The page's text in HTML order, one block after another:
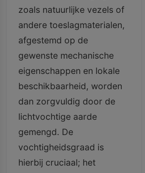
zoals natuurlijke vezels of
andere toeslagmaterialen,
afgestemd op de
gewenste mechanische
eigenschappen en lokale
beschikbaarheid, worden
dan zorgvuldig door de
lichtvochtige aarde
gemengd. De
vochtigheidsgraad is
hierbij cruciaal; het